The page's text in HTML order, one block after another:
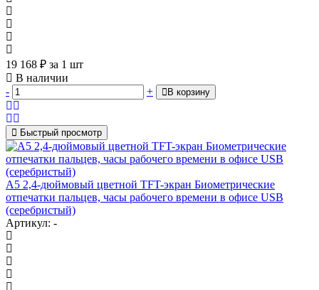
19 168 ₽ за 1 шт
В наличии
-
+ В корзину
Быстрый просмотр
A5 2,4-дюймовый цветной TFT-экран Биометрические
отпечатки пальцев, часы рабочего времени в офисе USB
(серебристый)
Артикул: -